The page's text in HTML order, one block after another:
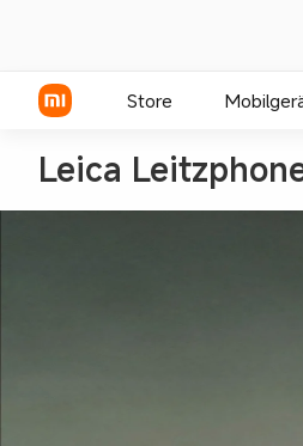
Store
Leica